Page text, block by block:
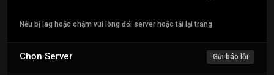
Nếu bị lag hoặc chậm vui lòng đổi server hoặc tải lại trang
Chọn Server Gửi báo lỗi